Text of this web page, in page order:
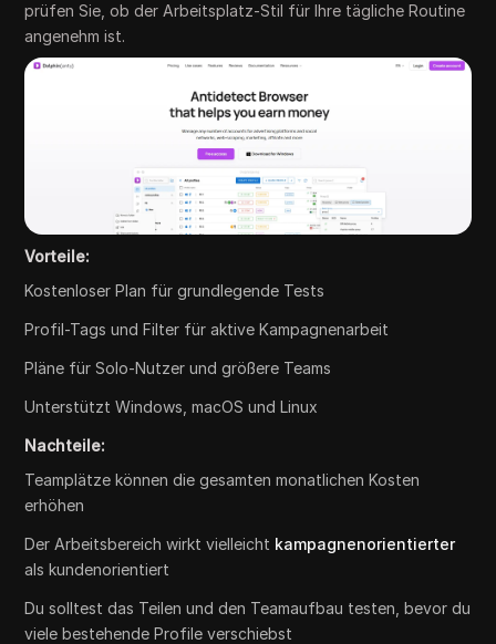
prüfen Sie, ob der Arbeitsplatz-Stil für Ihre tägliche Routine
angenehm ist.
Vorteile:
Kostenloser Plan für grundlegende Tests
Profil-Tags und Filter für aktive Kampagnenarbeit
Pläne für Solo-Nutzer und größere Teams
Unterstützt Windows, macOS und Linux
Nachteile:
Teamplätze können die gesamten monatlichen Kosten
erhöhen
Der Arbeitsbereich wirkt vielleicht kampagnenorientierter
als kundenorientiert
Du solltest das Teilen und den Teamaufbau testen, bevor du
viele bestehende Profile verschiebst